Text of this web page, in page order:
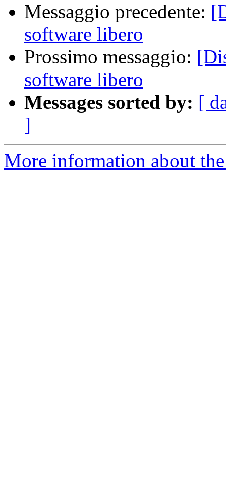
Messaggio precedente:
software libero
Prossimo messaggio:
software libero
Messages sorted by: [
]
More information about